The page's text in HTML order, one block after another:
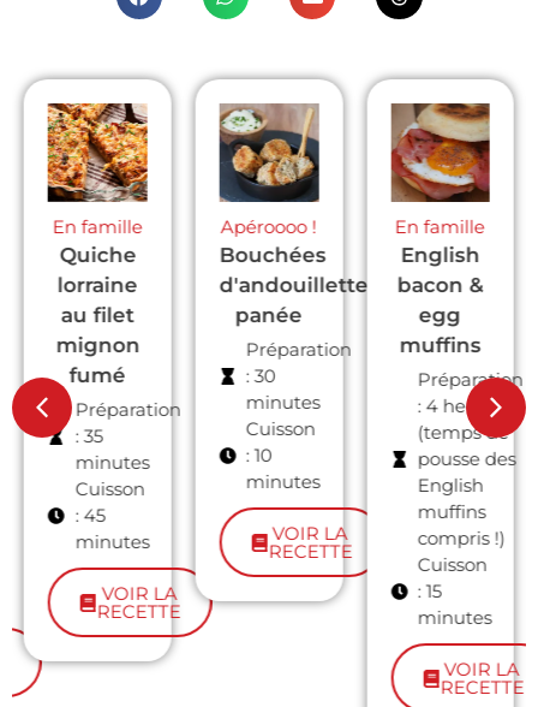
Apéroooo !
Bouchées
d'andouillette
panée
Préparation
: 30
minutes
Cuisson
: 10
minutes
VOIR LA
RECETTE
En famille
English
bacon &
egg
muffins
Préparation
: 4 heures
(temps de
pousse des
English
muffins
compris !)
Cuisson
En famille
Parmentier
de
butternut
et
boudin
noir avec
Jow
Préparation
: 9 minutes
Cuisson
: 25
minutes
VOIR LA
RECETTE